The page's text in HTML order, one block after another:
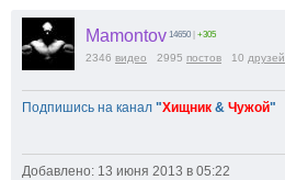
Mamontov 14650 | +305
2346 видео 2995 постов 10 друзей
Подпишись на канал "Хищник & Чужой"
Добавлено: 13 июня 2013 в 05:22